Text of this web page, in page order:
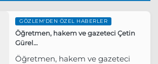
GÖZLEM'DEN ÖZEL HABERLER
Öğretmen, hakem ve gazeteci Çetin
Gürel…
Öğretmen, hakem ve gazeteci